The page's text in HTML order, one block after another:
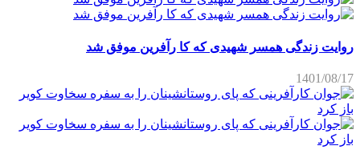
روایت زندگی همسر شهیدی که کا رآفرین موفق شد
1401/08/17